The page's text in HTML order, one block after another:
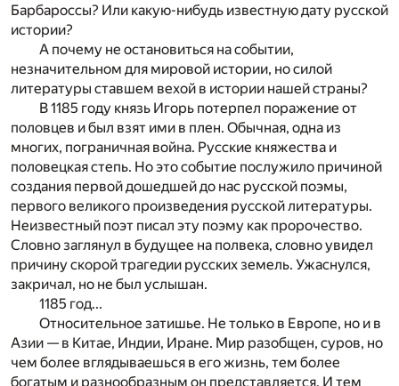
Барбароссы? Или какую-нибудь известную дату русской
истории?
А почему не остановиться на событии,
незначительном для мировой истории, но силой
литературы ставшем вехой в истории нашей страны?
В 1185 году князь Игорь потерпел поражение от
половцев и был взят ими в плен. Обычная, одна из
многих, пограничная война. Русские княжества и
половецкая степь. Но это событие послужило причиной
создания первой дошедшей до нас русской поэмы,
первого великого произведения русской литературы.
Неизвестный поэт писал эту поэму как пророчество.
Словно заглянул в будущее на полвека, словно увидел
причину скорой трагедии русских земель. Ужаснулся,
закричал, но не был услышан.
1185 год...
Относительное затишье. Не только в Европе, но и в
Азии — в Китае, Индии, Иране. Мир разобщен, суров, но
чем более вглядываешься в его жизнь, тем более
богатым и разнообразным он представляется. И тем